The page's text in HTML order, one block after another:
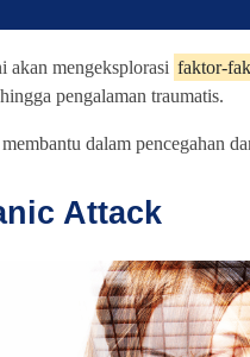
akan mengeksplorasi faktor-
pengalaman traumatis.
dalam pencegahan
Attack